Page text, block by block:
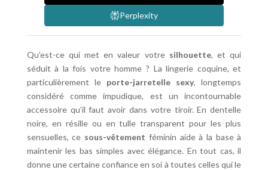
Perplexity
Qu’est-ce qui met en valeur votre silhouette, et qui
séduit à la fois votre homme ? La lingerie coquine, et
particulièrement le porte-jarretelle sexy, longtemps
considéré comme impudique, est un incontournable
accessoire qu’il faut avoir dans votre tiroir. En dentelle
noire, en résille ou en tulle transparent pour les plus
sensuelles, ce sous-vêtement féminin aide à la base à
maintenir les bas simples avec élégance. En tout cas, il
donne une certaine confiance en soi à toutes celles qui le